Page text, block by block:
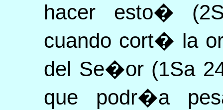
hacer esto�
cuando cort� la
del Se�or (1Sa
que podr�a